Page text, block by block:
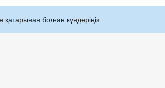
қатарынан болған күндеріңіз